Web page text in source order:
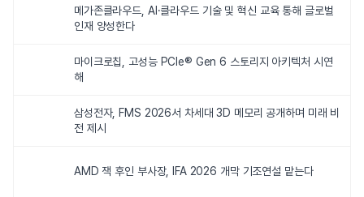
메가존클라우드, AI·클라우드 기술 및 혁신 교육 통해 글로벌
인재 양성한다
마이크로칩, 고성능 PCIe® Gen 6 스토리지 아키텍처 시연
해
삼성전자, FMS 2026서 차세대 3D 메모리 공개하며 미래 비
전 제시
AMD 잭 후인 부사장, IFA 2026 개막 기조연설 맡는다